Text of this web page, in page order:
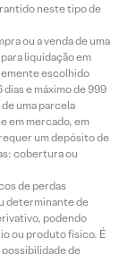
neste tipo de
ou a venda de uma
liquidação em
escolhido
e máximo de 999
uma parcela
em mercado, em
um depósito de
cobertura ou
de perdas
determinante de
podendo
ou produto físico. É
de